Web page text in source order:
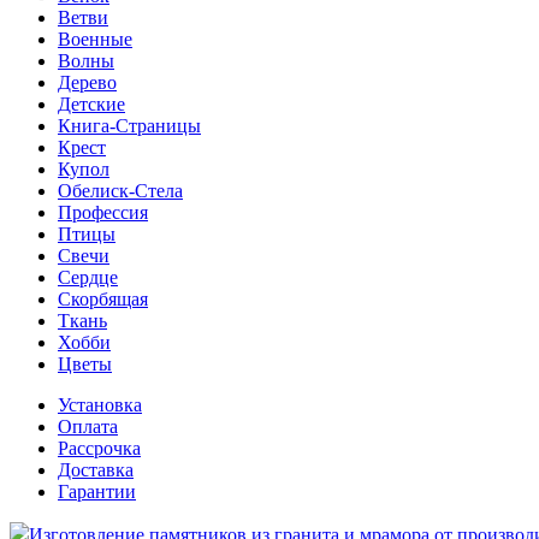
Ветви
Военные
Волны
Дерево
Детские
Книга-Страницы
Крест
Купол
Обелиск-Стела
Профессия
Птицы
Свечи
Сердце
Скорбящая
Ткань
Хобби
Цветы
Установка
Оплата
Рассрочка
Доставка
Гарантии
Изготовление памятников из гранита и мрамора от